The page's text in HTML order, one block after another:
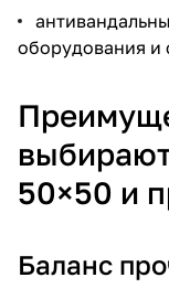
оборудования и
50×50 и
Баланс